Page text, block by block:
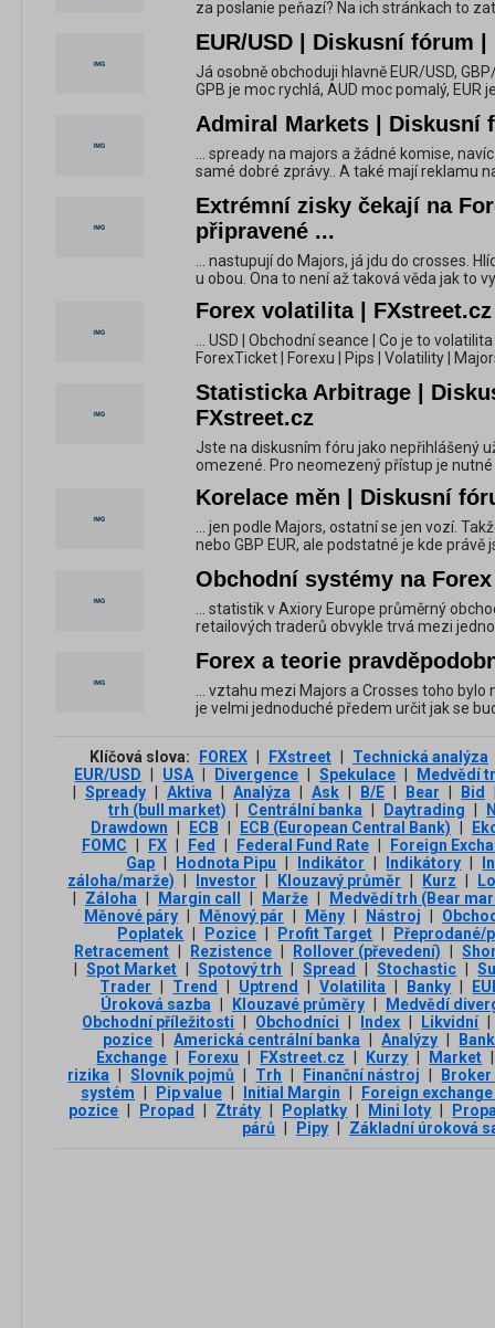
za poslanie peňazí? Na ich stránkach to
EUR/USD | Diskusní fórum |
Já osobně obchoduji hlavně EUR/USD,
GPB je moc rychlá, AUD moc pomalý, EUR
Admiral Markets | Diskusní
... spready na majors a žádné komise,
samé dobré zprávy.. A také mají reklamu
Extrémní zisky čekají na
připravené ...
... nastupují do Majors, já jdu do crosses.
u obou. Ona to není až taková věda jak to
Forex volatilita | FXstreet.cz
... USD | Obchodní seance | Co je to
ForexTicket | Forexu | Pips | Volatility |
Statisticka Arbitrage |
FXstreet.cz
Jste na diskusním fóru jako nepřihlášený
omezené. Pro neomezený přístup je
Korelace měn | Diskusní
... jen podle Majors, ostatní se jen vozí.
nebo GBP EUR, ale podstatné je kde právě
Obchodní systémy na
... statistik v Axiory Europe průměrný
retailových traderů obvykle trvá mezi
Forex a teorie
... vztahu mezi Majors a Crosses toho bylo
je velmi jednoduché předem určit jak se
Klíčová slova: FOREX FXstreet
Technická analýza
EUR/USD
USA Divergence Spekulace
Medvědí
Spready Aktiva Analýza Ask B/E Bear Bid
trh (bull market)
Centrální banka Daytrading
Drawdown
ECB ECB (European Central Bank)
FOMC
FX Fed Federal Fund Rate
Foreign
Gap
Hodnota Pipu Indikátor Indikátory
záloha/marže)
Investor Klouzavý průměr Kurz
Záloha Margin call Marže
Medvědí trh (Bear
Měnové páry
Měnový pár Měny Nástroj
Poplatek
Pozice Profit Target
Přeprodané/
Retracement
Rezistence Rollover (převedení)
Spot Market Spotový trh Spread Stochastic
Trader
Trend Uptrend Volatilita Banky
Úroková sazba
Klouzavé průměry
Medvědí
Obchodní příležitosti
Obchodníci Index Likvidní
pozice
Americká centrální banka Analýzy
Exchange
Forexu FXstreet.cz Kurzy Market
rizika
Slovník pojmů Trh Finanční nástroj
systém
Pip value Initial Margin
Foreign
pozice
Propad Ztráty Poplatky Mini loty
párů
Pipy Základní úroková